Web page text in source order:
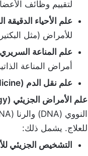
لتقييم وظائف
علم الأحياء الدقيقة
للأمراض (مثل
علم المناعة السريري
أمراض المناعة
علم نقل الدم (Transfusion Medicine):
علم الأمراض الجزيئي (Molecular Pathology):
للعلاج. يشمل ذلك:
التشخيص الجزيئي